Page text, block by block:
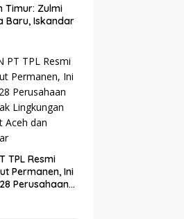
Timur: Zulmi
Baru, Iskandar
TPL Resmi
Permanen, Ini
Perusahaan